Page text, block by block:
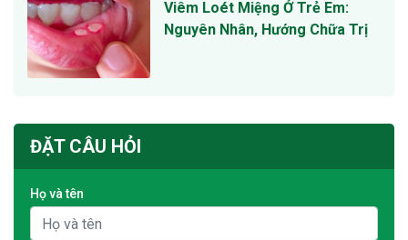
Viêm Loét Miệng Ở Trẻ Em:
Nguyên Nhân, Hướng Chữa Trị
ĐẶT CÂU HỎI
Họ và tên